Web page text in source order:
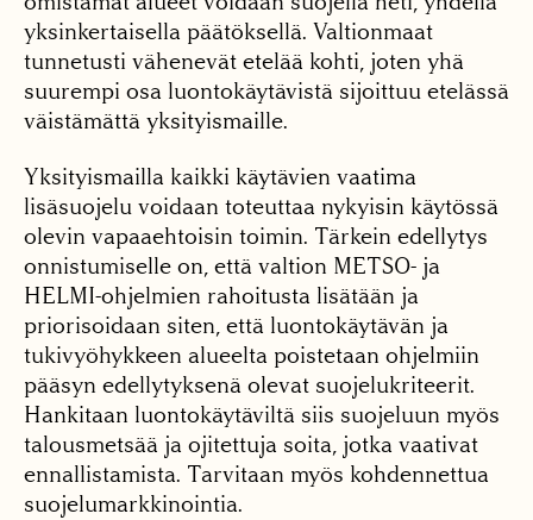
yksinkertaisella päätöksellä. Valtionmaat
tunnetusti vähenevät etelää kohti, joten yhä
suurempi osa luontokäytävistä sijoittuu etelässä
väistämättä yksityismaille.
Yksityismailla kaikki käytävien vaatima
lisäsuojelu voidaan toteuttaa nykyisin käytössä
olevin vapaaehtoisin toimin. Tärkein edellytys
onnistumiselle on, että valtion METSO- ja
HELMI-ohjelmien rahoitusta lisätään ja
priorisoidaan siten, että luontokäytävän ja
tukivyöhykkeen alueelta poistetaan ohjelmiin
pääsyn edellytyksenä olevat suojelukriteerit.
Hankitaan luontokäytäviltä siis suojeluun myös
talousmetsää ja ojitettuja soita, jotka vaativat
ennallistamista. Tarvitaan myös kohdennettua
suojelumarkkinointia.